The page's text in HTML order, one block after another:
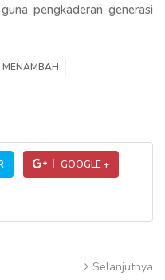
pengkaderan generasi
MENAMBAH
GOOGLE +
Selanjutnya